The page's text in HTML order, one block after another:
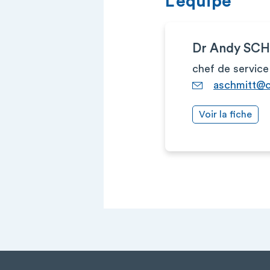
Dr Andy
chef de service
Voir la fiche